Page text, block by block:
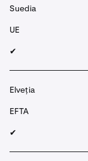
Suedia
UE
✔︎
Elveția
EFTA
✔︎